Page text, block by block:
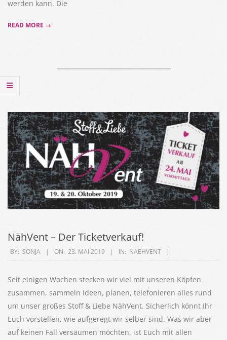
werden kann. Die
READ MORE →
NähVent – Der Ticketverkauf!
2019-
23
BY: SONJA ON: 23. MAI 2019 IN: NAEHVENT
Seit einigen Wochen stecken wir viel mit unseren Köpfen
zusammen, sammeln Ideen, planen, telefonieren alles rund
um unser großes Stoff & Liebe NähVent. Sicherlich könnt Ihr
Euch vorstellen, wie aufgeregt wir selber sind. Was wir aber
auf keinen Fall versäumen möchten, ist Euch mit allen